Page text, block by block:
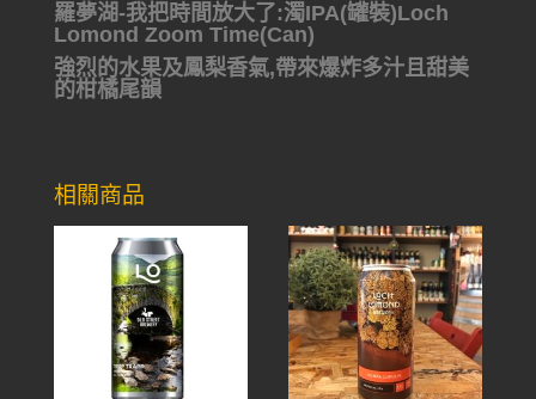
羅夢湖-我把時間放大了:濁IPA(罐裝)Loch
Lomond Zoom Time(Can)
強烈的水果及鳳梨香氣,帶來爆炸多汁且甜美
的柑橘尾韻
相關商品